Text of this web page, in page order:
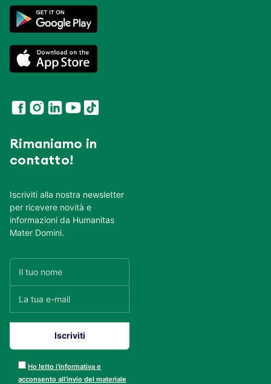
Rimaniamo in
contatto!
Iscriviti alla nostra newsletter
per ricevere novità e
informazioni da Humanitas
Mater Domini.
Ho letto l’informativa e
acconsento all’invio del materiale